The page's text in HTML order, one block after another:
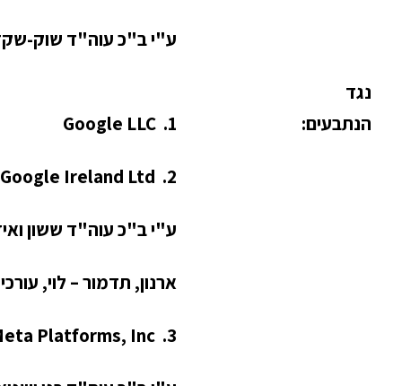
ע"י ב"כ עוה"ד שוק-
נגד
הנתבעים:
1.
Google LLC
2.
Google Ireland Ltd
ע"י ב"כ עוה"ד ששון
ארנון, תדמור – לוי, עורכי
3.
Platforms, Inc